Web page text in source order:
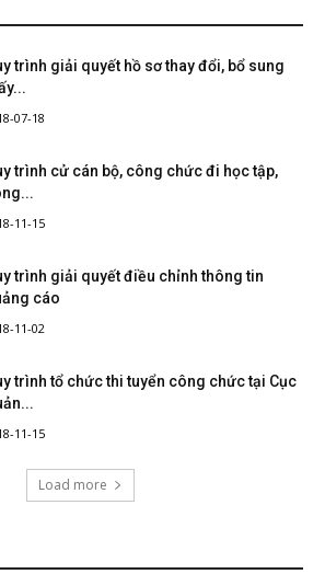
trình giải quyết hồ sơ thay đổi, bổ sung
07-18
trình cử cán bộ, công chức đi học tập,
11-15
trình giải quyết điều chỉnh thông tin
cáo
11-02
trình tổ chức thi tuyển công chức tại Cục
11-15
Load more